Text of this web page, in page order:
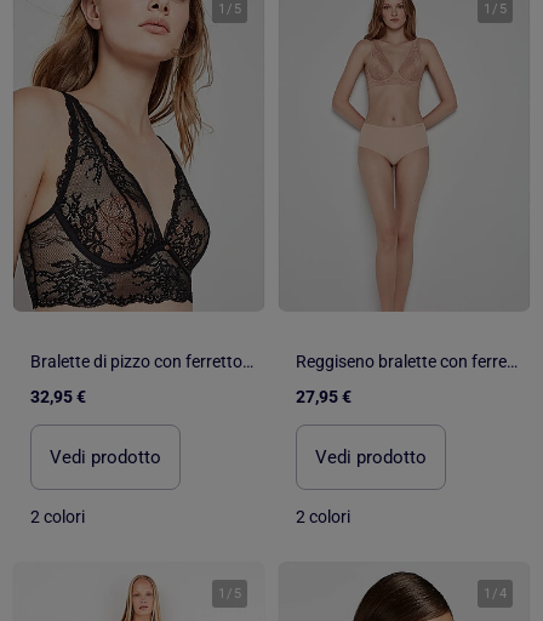
1 / 5
Bralette di pizzo con ferretto e coppa
32,95 €
Vedi prodotto
2 colori
1 / 5
Reggiseno bralette con ferretto e imbottitura
27,95 €
Vedi prodotto
2 colori
1 / 5 1 /4